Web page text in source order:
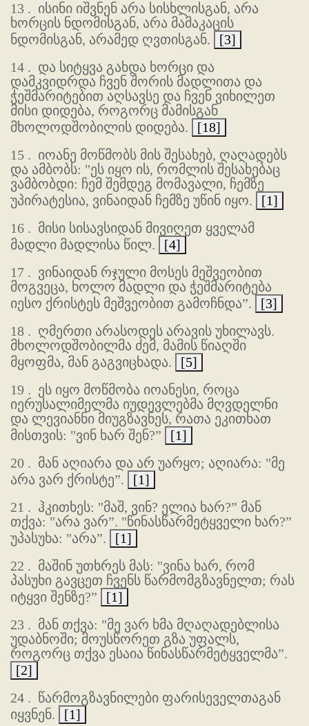
13 . ისინი იშვნენ არა სისხლისგან, არა
ხორცის ნდომისგან, არა მამაკაცის
ნდომისგან, არამედ ღვთისგან.
[3]
14 . და სიტყვა გახდა ხორცი და
დამკვიდრდა ჩვენ შორის მადლითა და
ჭეშმარიტებით აღსავსე და ჩვენ ვიხილეთ
მისი დიდება, როგორც მამისგან
მხოლოდშობილის დიდება.
[18]
15 . იოანე მოწმობს მის შესახებ, ღაღადებს
და ამბობს: "ეს იყო ის, რომლის შესახებაც
ვამბობდი: ჩემ შემდეგ მომავალი, ჩემზე
უპირატესია, ვინაიდან ჩემზე უწინ იყო.
[1]
16 . მისი სისავსიდან მივიღეთ ყველამ
მადლი მადლისა წილ.
[4]
17 . ვინაიდან რჯული მოსეს მეშვეობით
მოგვეცა, ხოლო მადლი და ჭეშმარიტება
იესო ქრისტეს მეშვეობით გამოჩნდა”.
[3]
18 . ღმერთი არასოდეს არავის უხილავს.
მხოლოდშობილმა ძემ, მამის წიაღში
მყოფმა, მან გაგვიცხადა.
[5]
19 . ეს იყო მოწმობა იოანესი, როცა
იერუსალიმელმა იუდევლებმა მღვდელნი
და ლევიანნი მიუგზავნეს, რათა ეკითხათ
მისთვის: "ვინ ხარ შენ?”
[1]
20 . მან აღიარა და არ უარყო; აღიარა: "მე
არა ვარ ქრისტე”.
[1]
21 . ჰკითხეს: "მაშ, ვინ? ელია ხარ?” მან
თქვა: "არა ვარ”. "წინასწარმეტყველი ხარ?”
უპასუხა: "არა”.
[1]
22 . მაშინ უთხრეს მას: "ვინა ხარ, რომ
პასუხი გავცეთ ჩვენს წარმომგზავნელთ; რას
იტყვი შენზე?”
[1]
23 . მან თქვა: "მე ვარ ხმა მღაღადებლისა
უდაბნოში; მოუსწორეთ გზა უფალს,
როგორც თქვა ესაია წინასწარმეტყველმა”.
[2]
24 . წარმოგზავნილები ფარისეველთაგან
იყვნენ.
[1]